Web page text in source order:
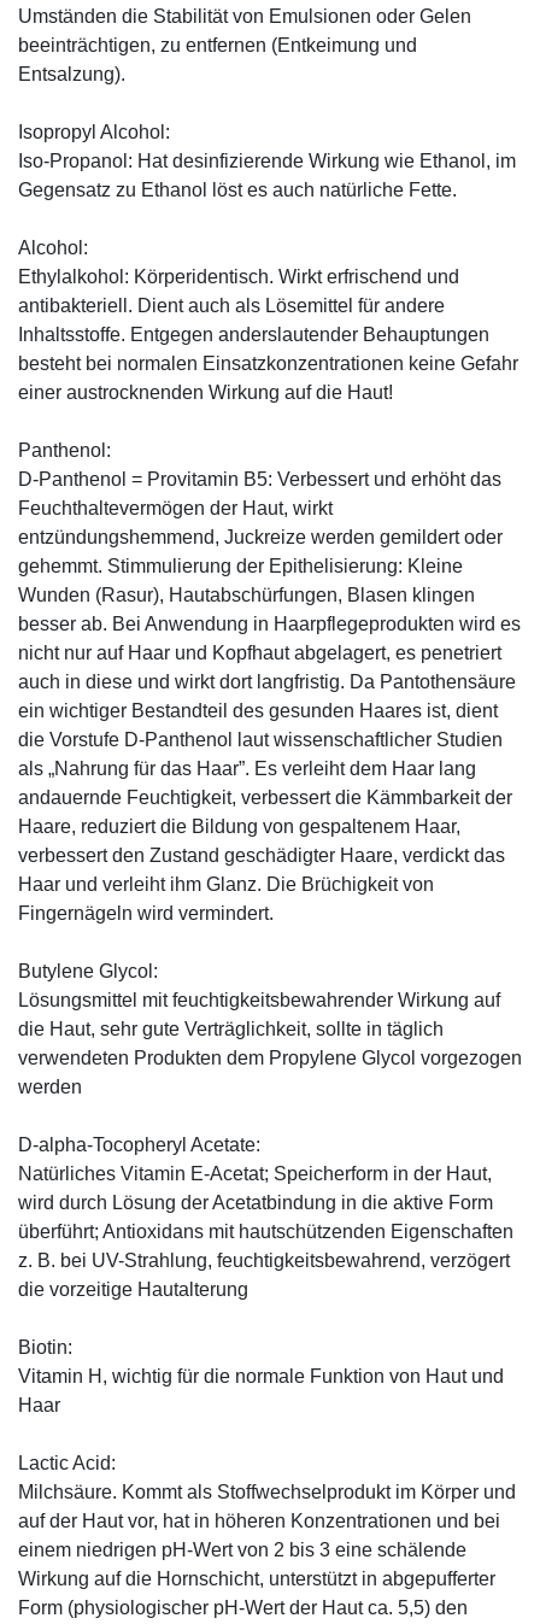
Umständen die Stabilität von Emulsionen oder Gelen
beeinträchtigen, zu entfernen (Entkeimung und
Entsalzung).
Isopropyl Alcohol:
Iso-Propanol: Hat desinfizierende Wirkung wie Ethanol, im
Gegensatz zu Ethanol löst es auch natürliche Fette.
Alcohol:
Ethylalkohol: Körperidentisch. Wirkt erfrischend und
antibakteriell. Dient auch als Lösemittel für andere
Inhaltsstoffe. Entgegen anderslautender Behauptungen
besteht bei normalen Einsatzkonzentrationen keine Gefahr
einer austrocknenden Wirkung auf die Haut!
Panthenol:
D-Panthenol = Provitamin B5: Verbessert und erhöht das
Feuchthaltevermögen der Haut, wirkt
entzündungshemmend, Juckreize werden gemildert oder
gehemmt. Stimmulierung der Epithelisierung: Kleine
Wunden (Rasur), Hautabschürfungen, Blasen klingen
besser ab. Bei Anwendung in Haarpflegeprodukten wird es
nicht nur auf Haar und Kopfhaut abgelagert, es penetriert
auch in diese und wirkt dort langfristig. Da Pantothensäure
ein wichtiger Bestandteil des gesunden Haares ist, dient
die Vorstufe D-Panthenol laut wissenschaftlicher Studien
als „Nahrung für das Haar”. Es verleiht dem Haar lang
andauernde Feuchtigkeit, verbessert die Kämmbarkeit der
Haare, reduziert die Bildung von gespaltenem Haar,
verbessert den Zustand geschädigter Haare, verdickt das
Haar und verleiht ihm Glanz. Die Brüchigkeit von
Fingernägeln wird vermindert.
Butylene Glycol:
Lösungsmittel mit feuchtigkeitsbewahrender Wirkung auf
die Haut, sehr gute Verträglichkeit, sollte in täglich
verwendeten Produkten dem Propylene Glycol vorgezogen
werden
D-alpha-Tocopheryl Acetate:
Natürliches Vitamin E-Acetat; Speicherform in der Haut,
wird durch Lösung der Acetatbindung in die aktive Form
überführt; Antioxidans mit hautschützenden Eigenschaften
z. B. bei UV-Strahlung, feuchtigkeitsbewahrend, verzögert
die vorzeitige Hautalterung
Biotin:
Vitamin H, wichtig für die normale Funktion von Haut und
Haar
Lactic Acid:
Milchsäure. Kommt als Stoffwechselprodukt im Körper und
auf der Haut vor, hat in höheren Konzentrationen und bei
einem niedrigen pH-Wert von 2 bis 3 eine schälende
Wirkung auf die Hornschicht, unterstützt in abgepufferter
Form (physiologischer pH-Wert der Haut ca. 5,5) den